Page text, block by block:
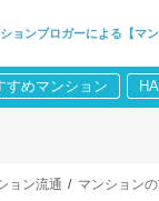
ョンブロガーによる【マン
すめマンション
ョン流通 マンション